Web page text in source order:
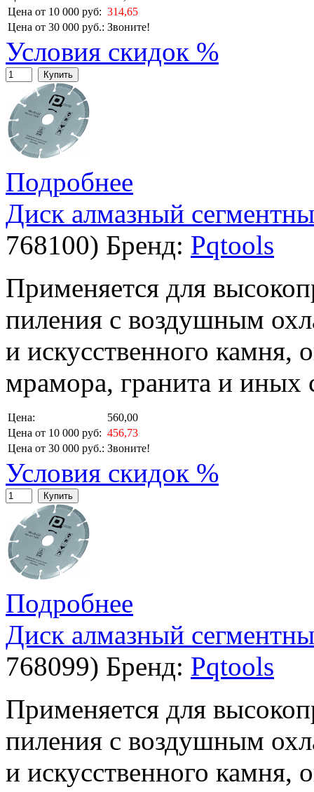
Цена от 10 000 руб: 314,65
Цена от 30 000 руб.: Звоните!
Условия скидок %
Купить
Подробнее
Диск алмазный
768100) Бренд: Pqtools
Применяется для
пиления с воздушным
и искусственного камня,
мрамора, гранита и иных
Цена:
560,00
Цена от 10 000 руб: 456,73
Цена от 30 000 руб.: Звоните!
Условия скидок %
Купить
Подробнее
Диск алмазный
768099) Бренд: Pqtools
Применяется для
пиления с воздушным
и искусственного камня,